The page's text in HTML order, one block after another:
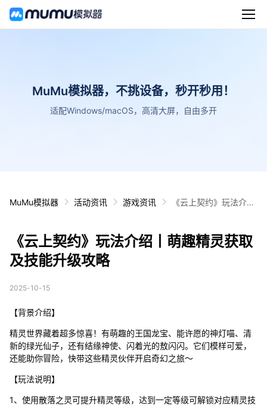
MuMu模拟器，不挑设备，秒开秒用！
适配Windows/macOS，高清大屏，自由多开
MuMu模拟器 活动资讯 游戏资讯
《云上契约》玩法介绍
《云上契约》玩法介绍丨萌趣精灵获取
及技能升级攻略
2025-10-15
【背景介绍】
精灵世界藏着超多惊喜！有萌趣的王国龙宝、能许愿的神灯喵、清
新的绿光仙子，还有结缘神使、闪着光的敖闪闪。它们模样可爱，
还能助你冒险，快带这些精灵伙伴开启奇幻之旅～
【玩法说明】
1、使用散落之灵可提升精灵等级，达到一定等级可解锁对应精灵技